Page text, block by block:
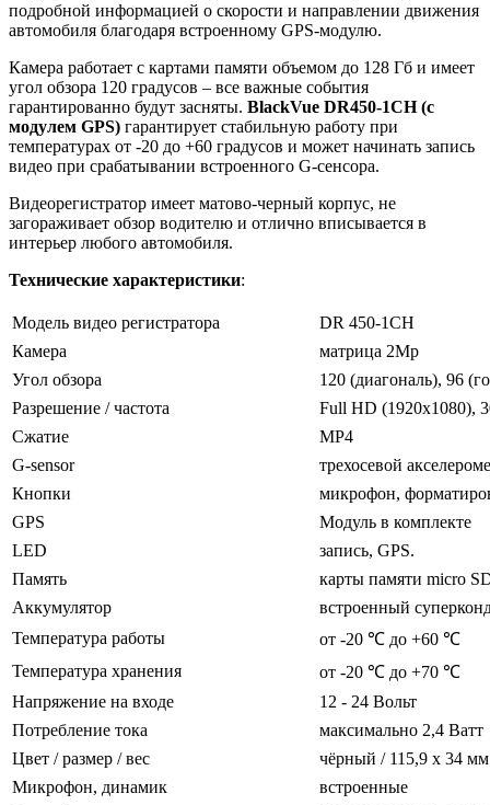
подробной информацией о скорости и направлении движения
автомобиля благодаря встроенному GPS-модулю.
Камера работает с картами памяти объемом до 128 Гб и имеет
угол обзора 120 градусов – все важные события
гарантированно будут засняты. BlackVue DR450-1CH (с
модулем GPS) гарантирует стабильную работу при
температурах от -20 до +60 градусов и может начинать запись
видео при срабатывании встроенного G-сенсора.
Видеорегистратор имеет матово-черный корпус, не
загораживает обзор водителю и отлично вписывается в
интерьер любого автомобиля.
Технические характеристики:
Модель видео регистратора
DR 450-1CH
Камера
матрица 2Mp
Угол обзора
120 (диагональ), 96
Разрешение / частота
Full HD (1920x1080),
Сжатие
MP4
G-sensor
трехосевой
Кнопки
микрофон,
GPS
Модуль в комплекте
LED
запись, GPS.
Память
карты памяти micro
Аккумулятор
встроенный
Температура работы
от -20 ℃ до +60 ℃
Температура хранения
от -20 ℃ до +70 ℃
Напряжение на входе
12 - 24 Вольт
Потребление тока
максимально 2,4 Ватт
Цвет / размер / вес
чёрный / 115,9 х 34
Микрофон, динамик
встроенные